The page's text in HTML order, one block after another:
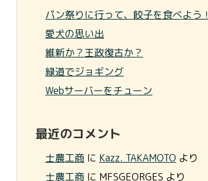
パン祭りに行って、餃子を食べよう！
愛犬の思い出
維新か？王政復古か？
緑道でジョギング
Webサーバーをチューン
最近のコメント
士農工商 に Kazz. TAKAMOTO より
士農工商 に MFSGEORGES より